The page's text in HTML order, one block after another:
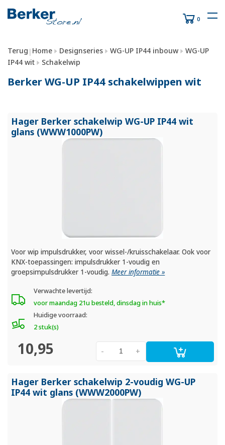
0
Terug | Home Designseries WG-UP IP44 inbouw
WG-UP
IP44 wit
Schakelwip
Berker WG-UP IP44 schakelwippen wit
Hager Berker schakelwip WG-UP IP44 wit
glans (WWW1000PW)
Voor wip impulsdrukker, voor wissel-/kruisschakelaar. Ook voor
KNX-toepassingen: impulsdrukker 1-voudig en
groepsimpulsdrukker 1-voudig.Meer informatie »
Verwachte levertijd:
voor maandag 21u besteld, dinsdag in huis*
Huidige voorraad:
2 stuk(s)
10,95 +
-
Hager Berker schakelwip 2-voudig WG-UP
IP44 wit glans (WWW2000PW)